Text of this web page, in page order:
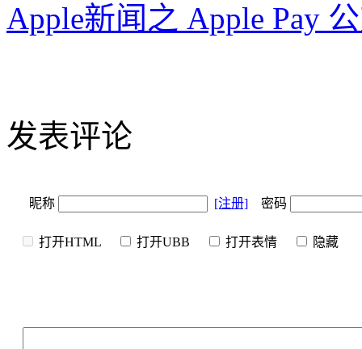
Apple新闻之 Apple Pay
发表评论
昵称 [注册] 密码
打开HTML 打开UBB 打开表情 隐